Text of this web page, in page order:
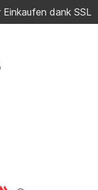
Einkaufen dank SSL